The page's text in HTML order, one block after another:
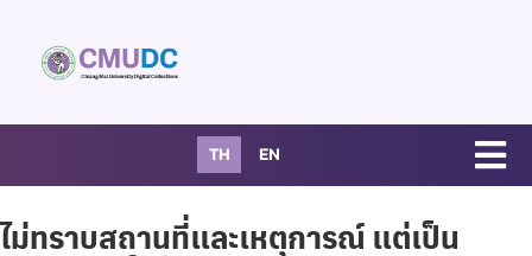
TH EN
ไม่ทราบสถานที่และเหตุการณ์ แต่เป็น